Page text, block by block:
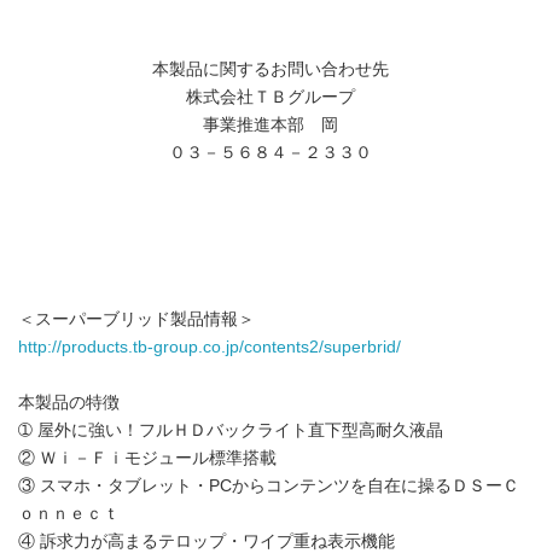
本製品に関するお問い合わせ先
株式会社ＴＢグループ
事業推進本部 岡
０３－５６８４－２３３０
＜スーパーブリッド製品情報＞
http://products.tb-group.co.jp/contents2/superbrid/
本製品の特徴
➀ 屋外に強い！フルＨＤバックライト直下型高耐久液晶
② Ｗｉ－Ｆｉモジュール標準搭載
③ スマホ・タブレット・PCからコンテンツを自在に操るＤＳーＣ
ｏｎｎｅｃｔ
④ 訴求力が高まるテロップ・ワイプ重ね表示機能